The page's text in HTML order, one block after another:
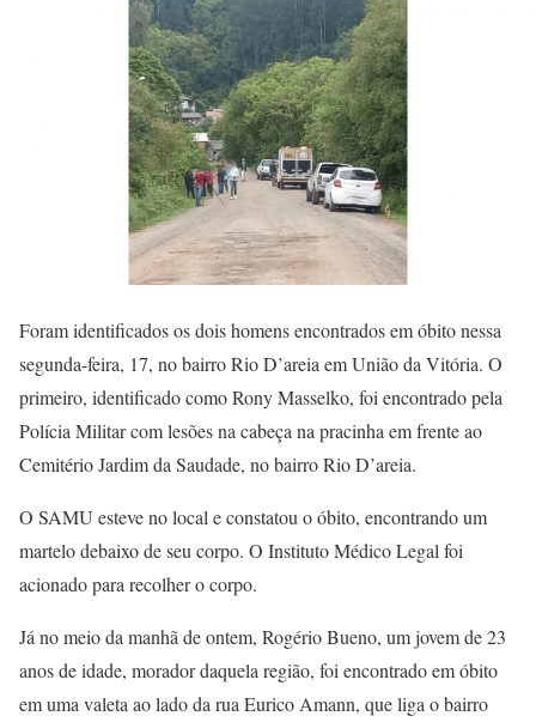
Foram identificados os dois homens encontrados em óbito nessa
segunda-feira, 17, no bairro Rio D’areia em União da Vitória. O
primeiro, identificado como Rony Masselko, foi encontrado pela
Polícia Militar com lesões na cabeça na pracinha em frente ao
Cemitério Jardim da Saudade, no bairro Rio D’areia.
O SAMU esteve no local e constatou o óbito, encontrando um
martelo debaixo de seu corpo. O Instituto Médico Legal foi
acionado para recolher o corpo.
Já no meio da manhã de ontem, Rogério Bueno, um jovem de 23
anos de idade, morador daquela região, foi encontrado em óbito
em uma valeta ao lado da rua Eurico Amann, que liga o bairro